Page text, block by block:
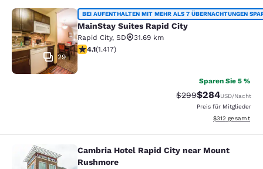
MainStay Suites Rapid City
29
BEI AUFENTHALTEN MIT MEHR ALS 7 ÜBERNACHTUNGEN
MainStay Suites Rapid City
Rapid City, SD
31.69 km
4.12-Sterne-Bewertung. Sehr gut. 1417 Bewertungen
4.1(1.417)
Sparen Sie 5 %
Durchgestrichener
$299Vergünstigter
$284USD/Nacht
Preis für Mitglieder
Geschätzte
$312 gesamt
Cambria Hotel Rapid City near
Cambria Hotel Rapid City near Mount
Rushmore